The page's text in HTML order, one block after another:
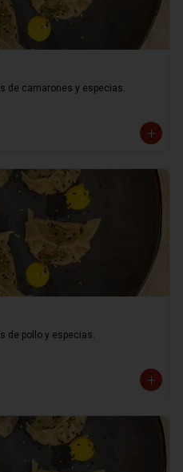
de camarones y especias.
de pollo y especias.